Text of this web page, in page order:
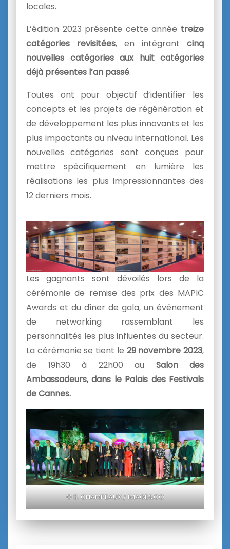
locales.
L’édition 2023 présente cette année treize
catégories revisitées, en intégrant cinq
nouvelles catégories aux huit catégories
déjà présentes l’an passé.
Toutes ont pour objectif d’identifier les
concepts et les projets de régénération et
de développement les plus innovants et les
plus impactants au niveau international. Les
nouvelles catégories sont conçues pour
mettre spécifiquement en lumière les
réalisations les plus impressionnantes des
12 derniers mois.
Les gagnants sont dévoilés lors de la
cérémonie de remise des prix des MAPIC
Awards et du dîner de gala, un événement
de networking rassemblant les
personnalités les plus influentes du secteur.
La cérémonie se tient le 29 novembre 2023,
de 19h30 à 22h00 au Salon des
Ambassadeurs, dans le Palais des Festivals
de Cannes.
© S. CHAMPEAUX / IMAGE&CO